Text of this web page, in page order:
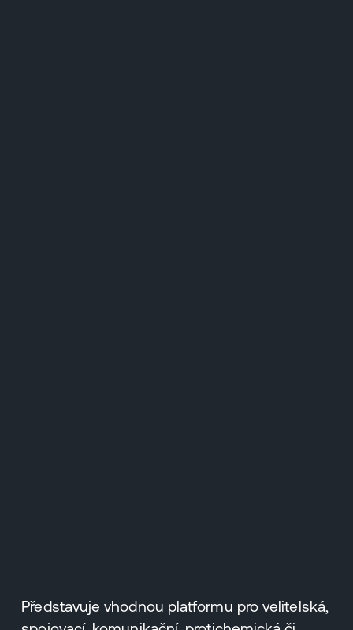
Představuje vhodnou platformu pro velitelská,